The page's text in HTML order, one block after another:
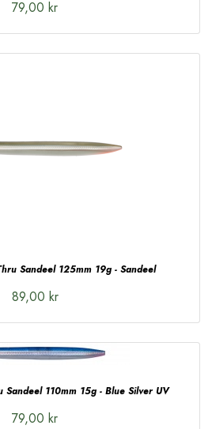
79,00 kr
Sandeel 125mm 19g - Sandeel
89,00 kr
Sandeel 110mm 15g - Blue Silver UV
79,00 kr